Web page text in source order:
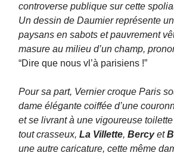
controverse publique sur cette
Un dessin de Daumier représente
paysans en sabots et pauvrement
masure au milieu d’un champ,
“Dire que nous vl’à parisiens !”
Pour sa part, Vernier croque Paris
dame élégante coiffée d’une
et se livrant à une vigoureuse
tout crasseux, La Villette, Bercyet
une autre caricature, cette même